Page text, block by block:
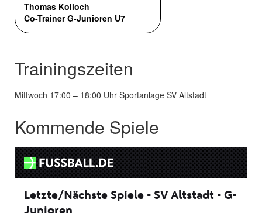
Thomas Kolloch
Co-Trainer G-Junioren U7
Trainingszeiten
Mittwoch 17:00 – 18:00 Uhr Sportanlage SV Altstadt
Kommende Spiele